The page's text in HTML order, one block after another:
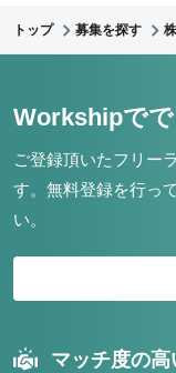
トップ 募集を探す
Workshipで
ご登録頂いたフリー
す。 無料登録を行っ
い。
マッチ度の